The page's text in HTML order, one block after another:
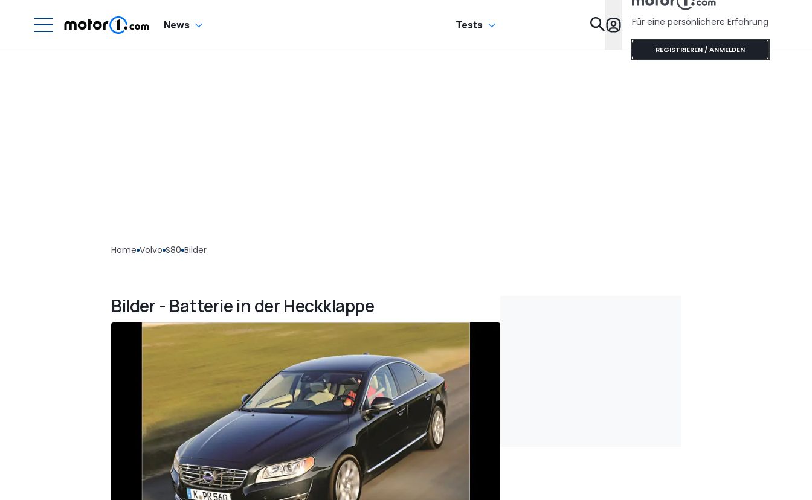
News Tests Specials
Für eine persönlichere Erfahrung
REGISTRIEREN / ANMELDEN
Home Volvo S80 Bilder
Bilder - Batterie in der Heckklappe